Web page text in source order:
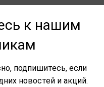
к нашим
подпишитесь, если
новостей и акций.